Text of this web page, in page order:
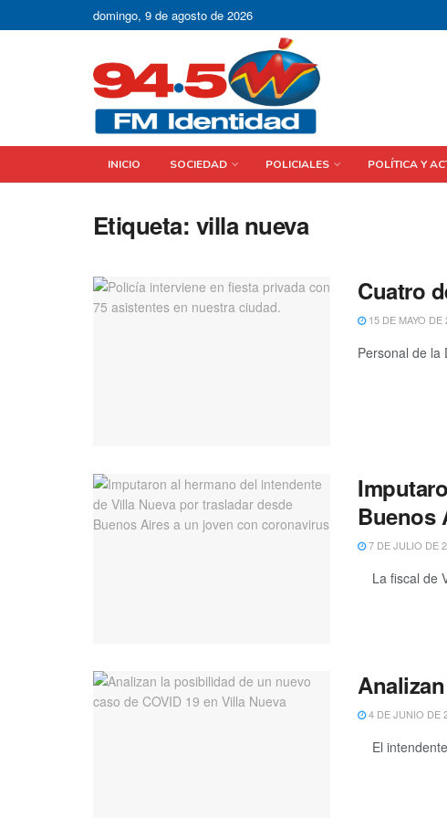
domingo, 9 de agosto de 2026
INICIO SOCIEDAD POLICIALES POLÍTICA Y
Etiqueta: villa nueva
Cuatro
15 DE MAYO DE
Personal de la
Buenos
7 DE JULIO DE
La fiscal de
4 DE JUNIO DE
El